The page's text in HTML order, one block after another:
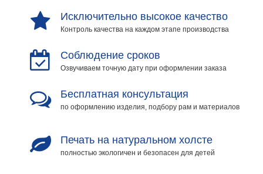
Исключительно высокое качество
Контроль качества на каждом этапе производства
Соблюдение сроков
Озвучиваем точную дату при оформлении заказа
Бесплатная консультация
по оформлению изделия, подбору рам и материалов
Печать на натуральном холсте
полностью экологичен и безопасен для детей